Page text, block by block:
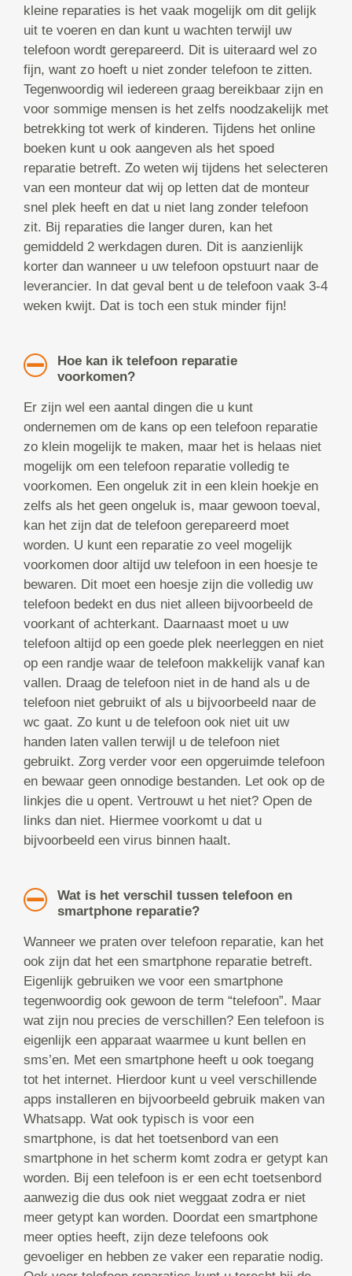
kleine reparaties is het vaak mogelijk om dit gelijk
uit te voeren en dan kunt u wachten terwijl uw
telefoon wordt gerepareerd. Dit is uiteraard wel zo
fijn, want zo hoeft u niet zonder telefoon te zitten.
Tegenwoordig wil iedereen graag bereikbaar zijn en
voor sommige mensen is het zelfs noodzakelijk met
betrekking tot werk of kinderen. Tijdens het online
boeken kunt u ook aangeven als het spoed
reparatie betreft. Zo weten wij tijdens het selecteren
van een monteur dat wij op letten dat de monteur
snel plek heeft en dat u niet lang zonder telefoon
zit. Bij reparaties die langer duren, kan het
gemiddeld 2 werkdagen duren. Dit is aanzienlijk
korter dan wanneer u uw telefoon opstuurt naar de
leverancier. In dat geval bent u de telefoon vaak 3-4
weken kwijt. Dat is toch een stuk minder fijn!
Hoe kan ik telefoon reparatie
voorkomen?
Er zijn wel een aantal dingen die u kunt
ondernemen om de kans op een telefoon reparatie
zo klein mogelijk te maken, maar het is helaas niet
mogelijk om een telefoon reparatie volledig te
voorkomen. Een ongeluk zit in een klein hoekje en
zelfs als het geen ongeluk is, maar gewoon toeval,
kan het zijn dat de telefoon gerepareerd moet
worden. U kunt een reparatie zo veel mogelijk
voorkomen door altijd uw telefoon in een hoesje te
bewaren. Dit moet een hoesje zijn die volledig uw
telefoon bedekt en dus niet alleen bijvoorbeeld de
voorkant of achterkant. Daarnaast moet u uw
telefoon altijd op een goede plek neerleggen en niet
op een randje waar de telefoon makkelijk vanaf kan
vallen. Draag de telefoon niet in de hand als u de
telefoon niet gebruikt of als u bijvoorbeeld naar de
wc gaat. Zo kunt u de telefoon ook niet uit uw
handen laten vallen terwijl u de telefoon niet
gebruikt. Zorg verder voor een opgeruimde telefoon
en bewaar geen onnodige bestanden. Let ook op de
linkjes die u opent. Vertrouwt u het niet? Open de
links dan niet. Hiermee voorkomt u dat u
bijvoorbeeld een virus binnen haalt.
Wat is het verschil tussen telefoon en
smartphone reparatie?
Wanneer we praten over telefoon reparatie, kan het
ook zijn dat het een smartphone reparatie betreft.
Eigenlijk gebruiken we voor een smartphone
tegenwoordig ook gewoon de term “telefoon”. Maar
wat zijn nou precies de verschillen? Een telefoon is
eigenlijk een apparaat waarmee u kunt bellen en
sms’en. Met een smartphone heeft u ook toegang
tot het internet. Hierdoor kunt u veel verschillende
apps installeren en bijvoorbeeld gebruik maken van
Whatsapp. Wat ook typisch is voor een
smartphone, is dat het toetsenbord van een
smartphone in het scherm komt zodra er getypt kan
worden. Bij een telefoon is er een echt toetsenbord
aanwezig die dus ook niet weggaat zodra er niet
meer getypt kan worden. Doordat een smartphone
meer opties heeft, zijn deze telefoons ook
gevoeliger en hebben ze vaker een reparatie nodig.